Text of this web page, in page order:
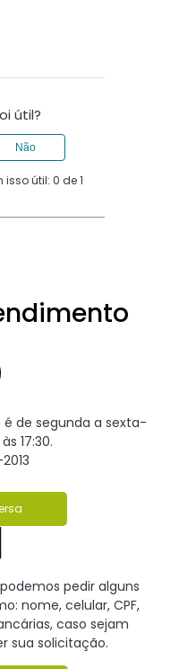
útil?
Não
útil: 0 de 1
de segunda a sexta-
17:30.
pedir alguns
nome, celular, CPF,
caso sejam
sua solicitação.